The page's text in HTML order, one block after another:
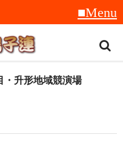
升形地域競演場